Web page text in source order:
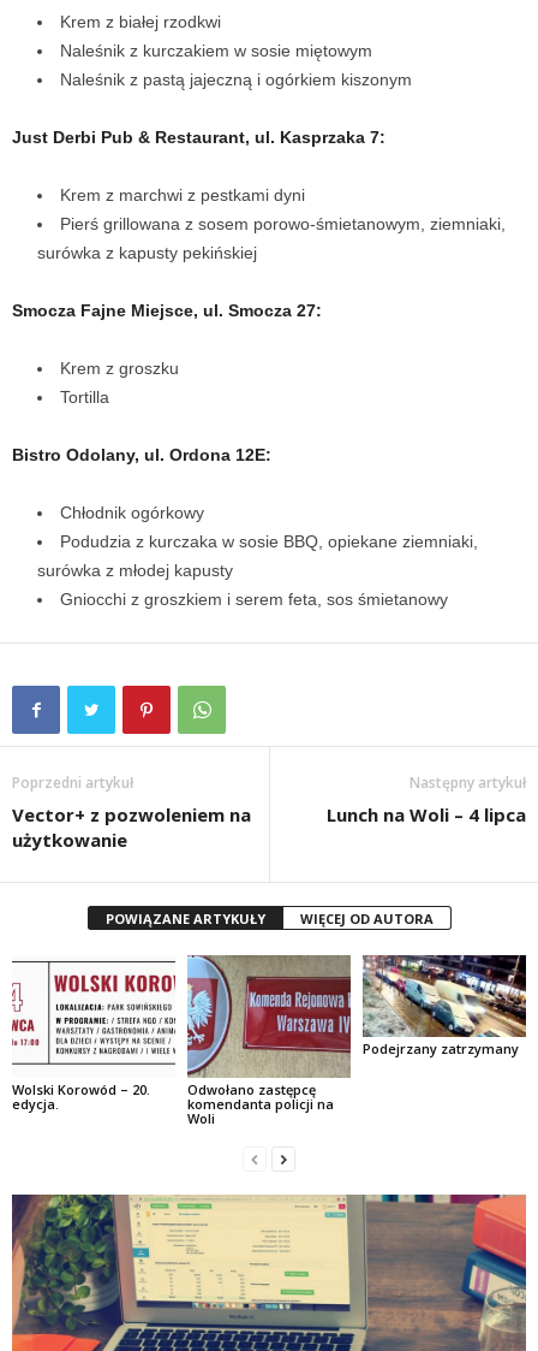
Krem z białej rzodkwi
Naleśnik z kurczakiem w sosie miętowym
Naleśnik z pastą jajeczną i ogórkiem kiszonym
Just Derbi Pub & Restaurant, ul. Kasprzaka 7:
Krem z marchwi z pestkami dyni
Pierś grillowana z sosem porowo-śmietanowym, ziemniaki,
surówka z kapusty pekińskiej
Smocza Fajne Miejsce, ul. Smocza 27:
Krem z groszku
Tortilla
Bistro Odolany, ul. Ordona 12E:
Chłodnik ogórkowy
Podudzia z kurczaka w sosie BBQ, opiekane ziemniaki,
surówka z młodej kapusty
Gniocchi z groszkiem i serem feta, sos śmietanowy
Poprzedni artykuł
Vector+ z pozwoleniem na
użytkowanie
Następny artykuł
Lunch na Woli – 4 lipca
POWIĄZANE ARTYKUŁY WIĘCEJ OD AUTORA
Wolski Korowód – 20.
edycja.
Odwołano zastępcę
komendanta policji na
Woli
Podejrzany zatrzymany